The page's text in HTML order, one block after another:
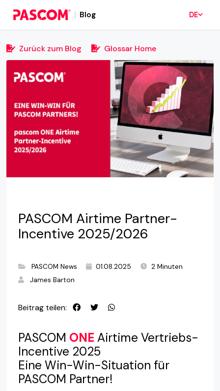
Blog DE
Zurück zum Blog Glossar Home
PASCOM Airtime Partner-
Incentive 2025/2026
PASCOM News 01.08.2025
2 Minuten
James Barton
Beitrag teilen:
PASCOM ONE Airtime Vertriebs-
Incentive 2025
Eine Win-Win-Situation für
PASCOM Partner!